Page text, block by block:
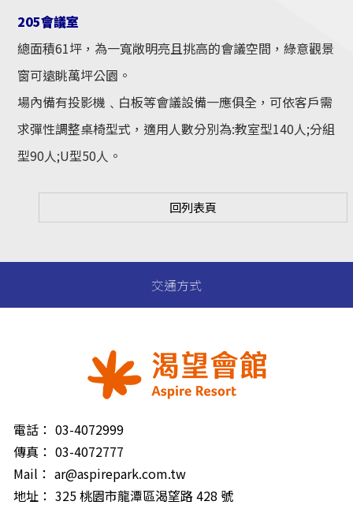
205會議室
總面積61坪，為一寬敞明亮且挑高的會議空間，綠意觀景
窗可遠眺萬坪公園。
場內備有投影機﹑白板等會議設備一應俱全，可依客戶需
求彈性調整桌椅型式，適用人數分別為:教室型140人;分組
型90人;U型50人。
回列表頁
交通方式
電話： 03-4072999
傳真： 03-4072777
Mail： ar@aspirepark.com.tw
地址： 325 桃園市龍潭區渴望路 428 號